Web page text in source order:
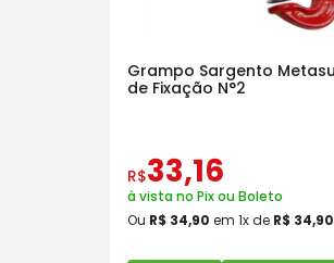
Grampo Sargento
de Fixação N°2
R$33,16
à vista no Pix ou Boleto
Ou R$ 34,90 em 1x de R$ 34,90